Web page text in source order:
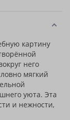
картину
него
мягкий
уюта. Эта
и нежности,